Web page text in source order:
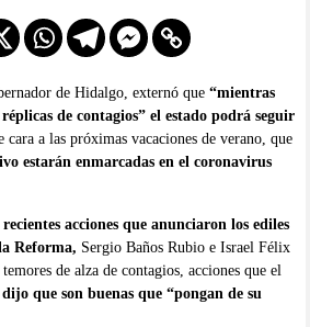
de Hidalgo, externó que “mientras
de contagios” el estado podrá seguir
cara a las próximas vacaciones de verano, que
estarán enmarcadas en el coronavirus
acciones que anunciaron los ediles
Reforma, Sergio Baños Rubio e Israel Félix
de alza de contagios, acciones que el
que son buenas que “pongan de su